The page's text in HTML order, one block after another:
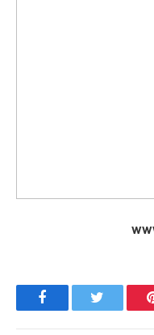
FacebookTwitter